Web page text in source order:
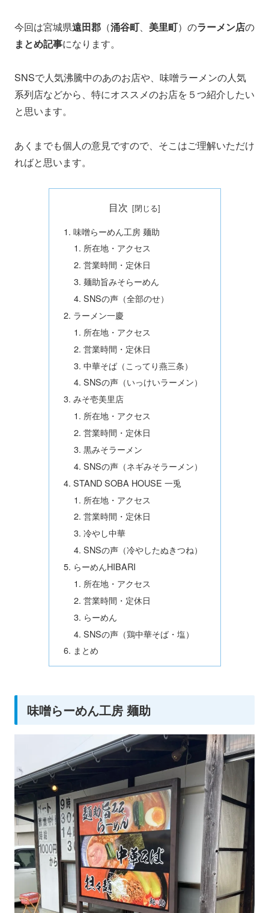
今回は宮城県遠田郡 （涌谷町、 美里町）のラーメン店の
まとめ記事になります。
SNSで人気沸騰中のあのお店や、味噌ラーメンの人気
系列店などから、特にオススメのお店を５つ紹介したい
と思います。
あくまでも個人の意見ですので、そこはご理解いただけ
ればと思います。
目次
味噌らーめん工房 麺助
所在地・アクセス
営業時間・定休日
麺助旨みそらーめん
SNSの声（全部のせ）
ラーメン一慶
所在地・アクセス
営業時間・定休日
中華そば（こってり燕三条）
SNSの声（いっけいラーメン）
みそ壱美里店
所在地・アクセス
営業時間・定休日
黒みそラーメン
SNSの声（ネギみそラーメン）
STAND SOBA HOUSE 一兎
所在地・アクセス
営業時間・定休日
冷やし中華
SNSの声（冷やしたぬきつね）
らーめんHIBARI
所在地・アクセス
営業時間・定休日
らーめん
SNSの声（鶏中華そば・塩）
まとめ
味噌らーめん工房 麺助